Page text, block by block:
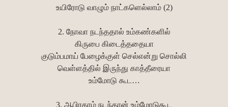
உயிரோடு வாழும் நாட்களெல்லாம் (2)
2. நோவா நடந்ததால் உம்கண்களில்
கிருபை கிடைத்ததையா
குடும்பமாய் பேழைக்குள் செல்என்று சொல்லி
வெள்ளத்தில் இருந்து காத்தீரையா
உம்மோடு கூட…
3. ஆபிரகாம் நடந்தான் உம்மோடுகூட